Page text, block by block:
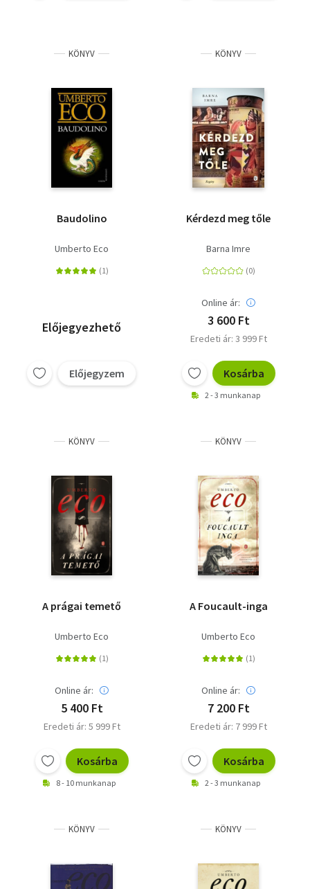
KÖNYV
Baudolino
Umberto Eco
Előjegyezhető
Előjegyzem
KÖNYV
Kérdezd meg tőle
Barna Imre
Online ár:
3 600 Ft
Eredeti ár: 3 999 Ft
Kosárba
2 - 3 munkanap
KÖNYV
A prágai temető
Umberto Eco
Online ár:
5 400 Ft
Eredeti ár: 5 999 Ft
Kosárba
8 - 10 munkanap
KÖNYV
A Foucault-inga
Umberto Eco
Online ár:
7 200 Ft
Eredeti ár: 7 999 Ft
Kosárba
2 - 3 munkanap
KÖNYV KÖNYV